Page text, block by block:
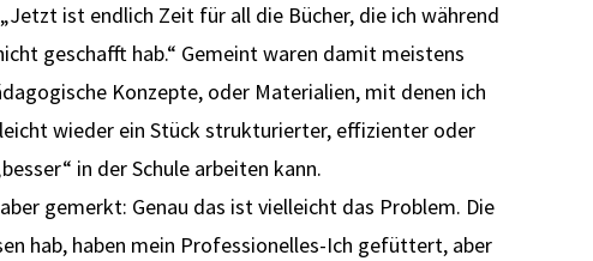
ist endlich Zeit für all die Bücher, die ich während
geschafft hab.“ Gemeint waren damit meistens
Konzepte, oder Materialien, mit denen ich
wieder ein Stück strukturierter, effizienter oder
in der Schule arbeiten kann.
gemerkt: Genau das ist vielleicht das Problem. Die
hab, haben mein Professionelles-Ich gefüttert, aber